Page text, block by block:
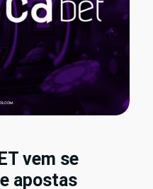
vem se
apostas